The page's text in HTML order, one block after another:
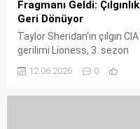
Fragmanı Geldi: Çılgınlık
Geri Dönüyor
Taylor Sheridan'ın çılgın CIA
gerilimi Lioness, 3. sezon
fragmanıyla geri dönüyor.
Zoe Saldaña ve Nicole
12.06.2026 0